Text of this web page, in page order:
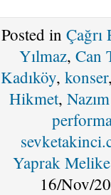
Posted in Çağrı
Yılmaz, Can
Kadıköy, konser
Hikmet,
Yaprak
16/Nov/